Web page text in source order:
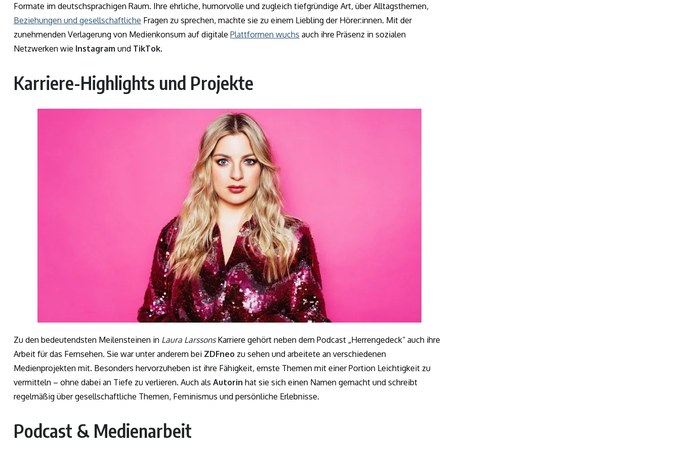
Formate im deutschsprachigen Raum. Ihre ehrliche, humorvolle und zugleich tiefgründige Art, über Alltagsthemen,
Beziehungen und gesellschaftliche Fragen zu sprechen, machte sie zu einem Liebling der Hörer:innen. Mit der
zunehmenden Verlagerung von Medienkonsum auf digitale Plattformen wuchs auch ihre Präsenz in sozialen
Netzwerken wie Instagram und TikTok.
Karriere-Highlights und Projekte
Zu den bedeutendsten Meilensteinen in Laura LarssonsKarriere gehört neben dem Podcast „Herrengedeck“ auch ihre
Arbeit für das Fernsehen. Sie war unter anderem bei ZDFneo zu sehen und arbeitete an verschiedenen
Medienprojekten mit. Besonders hervorzuheben ist ihre Fähigkeit, ernste Themen mit einer Portion Leichtigkeit zu
vermitteln – ohne dabei an Tiefe zu verlieren. Auch als Autorin hat sie sich einen Namen gemacht und schreibt
regelmäßig über gesellschaftliche Themen, Feminismus und persönliche Erlebnisse.
Podcast & Medienarbeit